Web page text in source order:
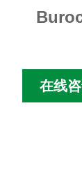
在线